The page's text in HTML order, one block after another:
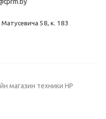
58, к. 183
магазин техники HP